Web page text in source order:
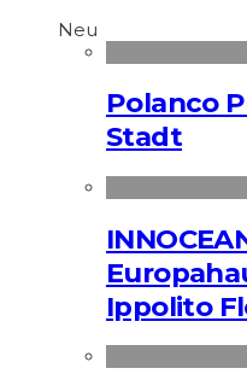
Neu
Polanco
Stadt
Ippolito